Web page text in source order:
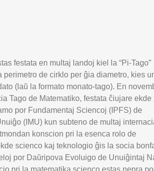
festata en multaj landoj kiel la “Pi-Tago”
de cirklo per ĝia diametro, kies
(laŭ la formato monato-tago). En
Tago de Matematiko, festata ĉiujare ekde
por Fundamentaj Sciencoj (IPFS) de
(IMU) kun subteno de multaj
konscion pri la esenca rolo de
scienco kaj teknologio ĝis la socia
por Daŭripova Evoluigo de Unuiĝintaj
pri la matematika scienco estas nepra